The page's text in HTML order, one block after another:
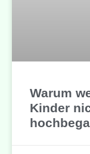
Warum
Kinder